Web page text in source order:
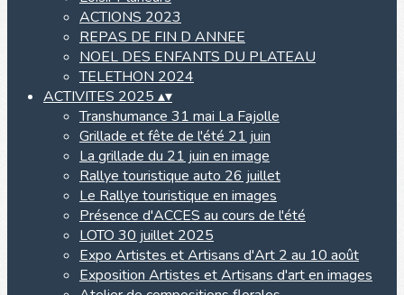
ACTIONS 2023
REPAS DE FIN D ANNEE
NOEL DES ENFANTS DU PLATEAU
TELETHON 2024
ACTIVITES 2025 ▴▾
Transhumance 31 mai La Fajolle
Grillade et fête de l'été 21 juin
La grillade du 21 juin en image
Rallye touristique auto 26 juillet
Le Rallye touristique en images
Présence d'ACCES au cours de l'été
LOTO 30 juillet 2025
Expo Artistes et Artisans d'Art 2 au 10 août
Exposition Artistes et Artisans d'art en images